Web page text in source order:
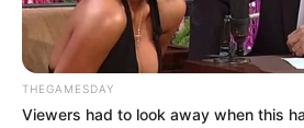
THEGAMESDAY
Viewers had to look away when this